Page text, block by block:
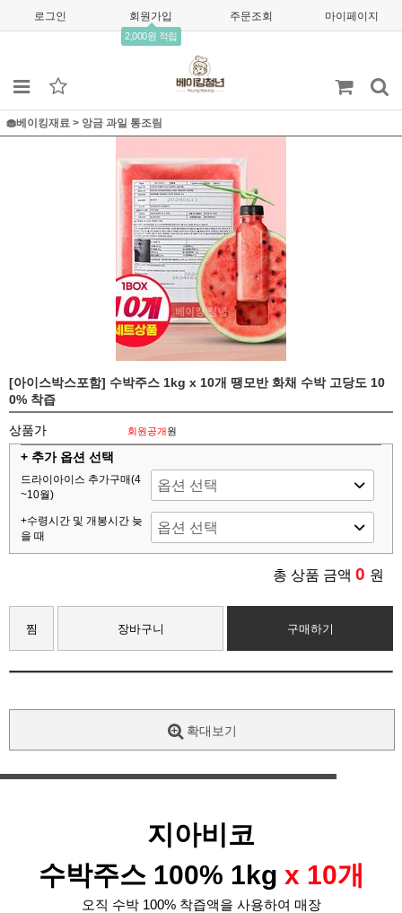
로그인 회원가입
2,000원 적립
주문조회 마이페이지
🧁베이킹재료 > 앙금 과일 통조림
[아이스박스포함] 수박주스 1kg x 10개 땡모반 화채 수박 고당도 10
0% 착즙
상품가 회원공개 원
+ 추가 옵션 선택
드라이아이스 추가구매(4
~10월)
+수령시간 및 개봉시간 늦
을 때
총 상품 금액 0 원
찜 장바구니 구매하기
확대보기
지아비코
수박주스 100% 1kg x 10개
오직 수박 100% 착즙액을 사용하여 매장